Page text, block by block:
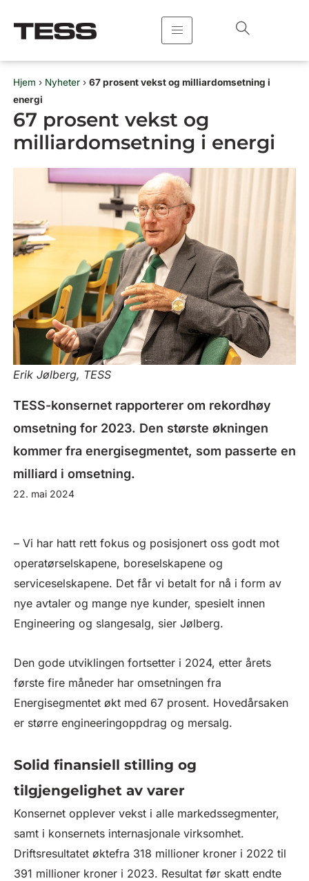
rett
Hjem › Nyheter › 67 prosent vekst og milliardomsetning i
energi
67 prosent vekst og
milliardomsetning i energi
Erik Jølberg, TESS
TESS-konsernet rapporterer om rekordhøy
omsetning for 2023. Den største økningen
kommer fra energisegmentet, som passerte en
milliard i omsetning.
22. mai 2024
– Vi har hatt rett fokus og posisjonert oss godt mot
operatørselskapene, boreselskapene og
serviceselskapene. Det får vi betalt for nå i form av
nye avtaler og mange nye kunder, spesielt innen
Engineering og slangesalg, sier Jølberg.
Den gode utviklingen fortsetter i 2024, etter årets
første fire måneder har omsetningen fra
Energisegmentet økt med 67 prosent. Hovedårsaken
er større engineeringoppdrag og mersalg.
Solid finansiell stilling og
tilgjengelighet av varer
Konsernet opplever vekst i alle markedssegmenter,
samt i konsernets internasjonale virksomhet.
Driftsresultatet øktefra 318 millioner kroner i 2022 til
391 millioner kroner i 2023. Resultat før skatt endte